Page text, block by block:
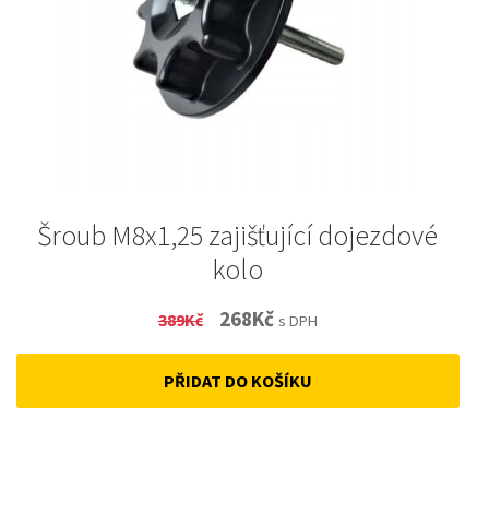
Šroub M8x1,25 zajišťující dojezdové
kolo
389Kč
Original
price
was:
268KčCurrent
price
is:
s DPH
PŘIDAT DO KOŠÍKU